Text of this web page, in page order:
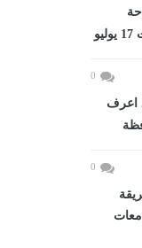
إتاحة
0
الثانوى العام 2027.. اعرف
0
2026.. طريقة